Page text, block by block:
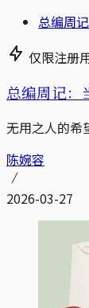
总编周记
仅限注册
总编周记：
无用之人的希
陈婉容
2026-03-27